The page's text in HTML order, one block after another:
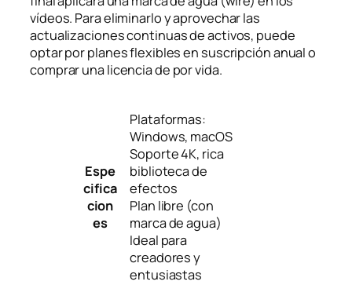
vídeos. Para eliminarlo y aprovechar las
actualizaciones continuas de activos, puede
optar por planes flexibles en suscripción anual o
comprar una licencia de por vida.
Espe
cifica
cion
es
Plataformas:
Windows, macOS
Soporte 4K, rica
biblioteca de
efectos
Plan libre (con
marca de agua)
Ideal para
creadores y
entusiastas